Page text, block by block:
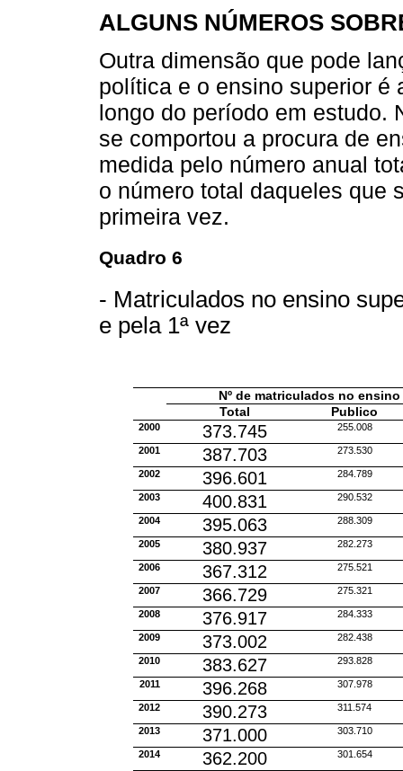
ALGUNS NÚMEROS
Outra dimensão que pode
política e o ensino superior é
longo do período em estudo.
se comportou a procura de
medida pelo número anual
o número total daqueles que
primeira vez.
Quadro 6
- Matriculados no ensino
e pela 1ª vez
Nº de matriculados no
Total
Publico
2000 373.745 255.008
2001 387.703 273.530
2002 396.601 284.789
2003 400.831 290.532
2004 395.063 288.309
2005 380.937 282.273
2006 367.312 275.521
2007 366.729 275.321
2008 376.917 284.333
2009 373.002 282.438
2010 383.627 293.828
2011 396.268 307.978
2012 390.273 311.574
2013 371.000 303.710
2014 362.200 301.654